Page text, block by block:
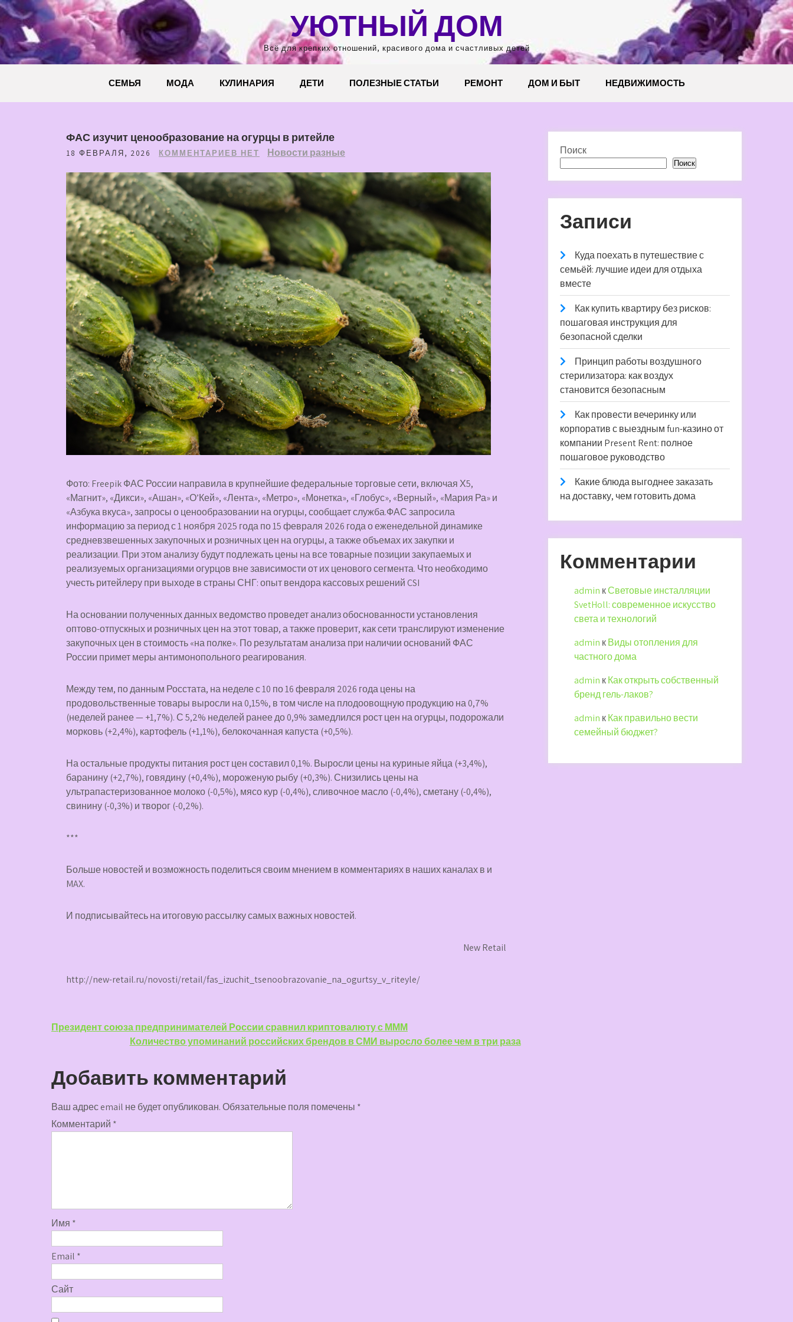
Перейти
содержимому
УЮТНЫЙ ДОМ
Всё для крепких отношений, красивого дома и счастливых детей
СЕМЬЯ МОДА КУЛИНАРИЯ ДЕТИ ПОЛЕЗНЫЕ СТАТЬИ РЕМОНТ ДОМ И БЫТ НЕДВИЖИМОСТЬ
ФАС изучит ценообразование на огурцы в ритейле
18 ФЕВРАЛЯ, 2026 КОММЕНТАРИЕВ НЕТ Новости разные
Фото: Freepik ФАС России направила в крупнейшие федеральные торговые сети, включая Х5,
«Магнит», «Дикси», «Ашан», «О’Кей», «Лента», «Метро», «Монетка», «Глобус», «Верный», «Мария Ра» и
«Азбука вкуса», запросы о ценообразовании на огурцы, сообщает служба.ФАС запросила
информацию за период с 1 ноября 2025 года по 15 февраля 2026 года о еженедельной динамике
средневзвешенных закупочных и розничных цен на огурцы, а также объемах их закупки и
реализации. При этом анализу будут подлежать цены на все товарные позиции закупаемых и
реализуемых организациями огурцов вне зависимости от их ценового сегмента. Что необходимо
учесть ритейлеру при выходе в страны СНГ: опыт вендора кассовых решений CSI
На основании полученных данных ведомство проведет анализ обоснованности установления
оптово-отпускных и розничных цен на этот товар, а также проверит, как сети транслируют изменение
закупочных цен в стоимость «на полке». По результатам анализа при наличии оснований ФАС
России примет меры антимонопольного реагирования.
Между тем, по данным Росстата, на неделе с 10 по 16 февраля 2026 года цены на
продовольственные товары выросли на 0,15%, в том числе на плодоовощную продукцию на 0,7%
(неделей ранее — +1,7%). С 5,2% неделей ранее до 0,9% замедлился рост цен на огурцы, подорожали
морковь (+2,4%), картофель (+1,1%), белокочанная капуста (+0,5%).
На остальные продукты питания рост цен составил 0,1%. Выросли цены на куриные яйца (+3,4%),
баранину (+2,7%), говядину (+0,4%), мороженую рыбу (+0,3%). Снизились цены на
ультрапастеризованное молоко (-0,5%), мясо кур (-0,4%), сливочное масло (-0,4%), сметану (-0,4%),
свинину (-0,3%) и творог (-0,2%).
***
Больше новостей и возможность поделиться своим мнением в комментариях в наших каналах в и
MAX.
И подписывайтесьна итоговую рассылку самых важных новостей.
New Retail
http://new-retail.ru/novosti/retail/fas_izuchit_tsenoobrazovanie_na_ogurtsy_v_riteyle/
Навигация
записям
Президент союза предпринимателей России сравнил криптовалюту с МММ
Количество упоминаний российских брендов в СМИ выросло более чем в три раза
Добавить комментарий
Ваш адрес email не будет опубликован.Обязательные поля помечены *
Комментарий *
Имя *
Email *
Сайт
Поиск
Поиск
Записи
Куда поехать в путешествие с
семьёй: лучшие идеи для отдыха
вместе
Как купить квартиру без рисков:
пошаговая инструкция для
безопасной сделки
Принцип работы воздушного
стерилизатора: как воздух
становится безопасным
Как провести вечеринку или
корпоратив с выездным fun-казино от
компании Present Rent: полное
пошаговое руководство
Какие блюда выгоднее заказать
на доставку, чем готовить дома
Комментарии
admin кСветовые инсталляции
SvetHoll: современное искусство
света и технологий
admin кВиды отопления для
частного дома
admin кКак открыть собственный
бренд гель-лаков?
admin кКак правильно вести
семейный бюджет?